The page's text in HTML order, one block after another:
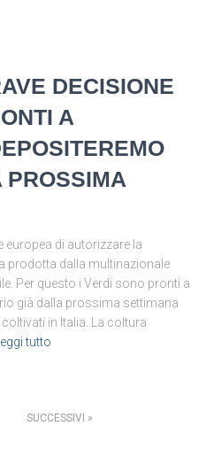
DECISIONE
A
PROSSIMA
europea di autorizzare la
prodotta dalla multinazionale
Per questo i Verdi sono pronti a
già dalla prossima settimana
in Italia. La coltura
Leggi tutto
SUCCESSIVI